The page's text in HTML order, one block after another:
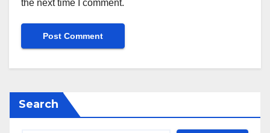
the next time I comment.
Search